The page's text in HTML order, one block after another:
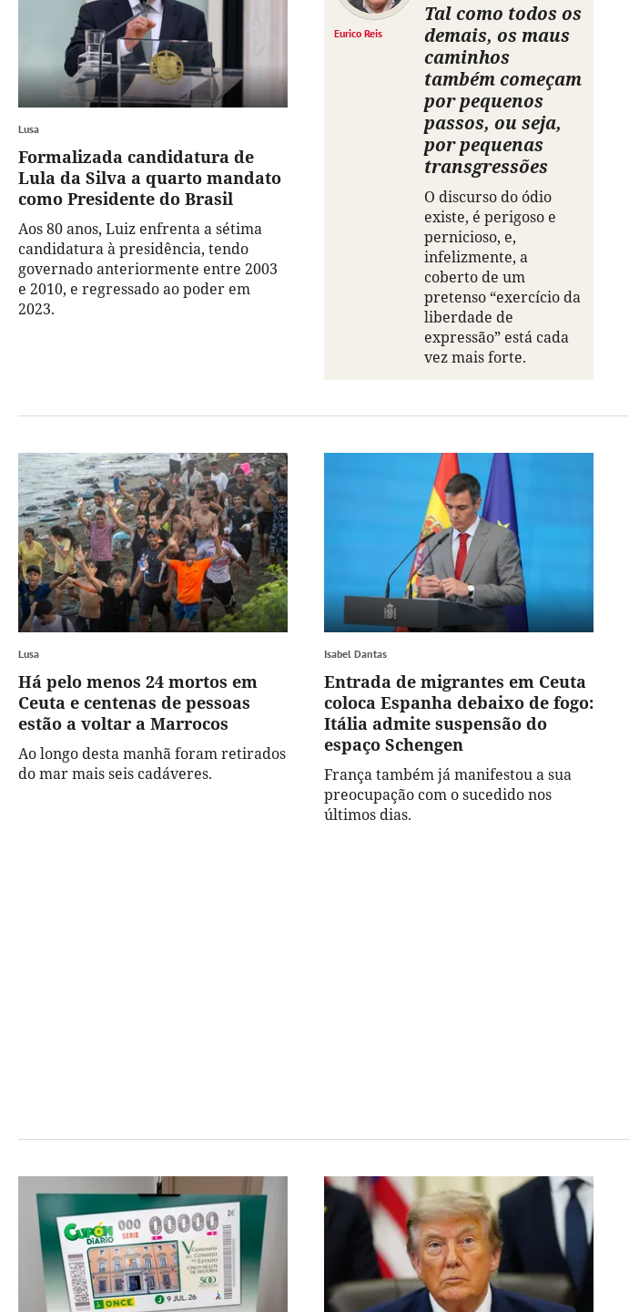
Lusa
Formalizada candidatura de
Lula da Silva a quarto mandato
como Presidente do Brasil
Aos 80 anos, Luiz enfrenta a sétima
candidatura à presidência, tendo
governado anteriormente entre 2003
e 2010, e regressado ao poder em
2023.
Eurico Reis
Tal como todos os
demais, os maus
caminhos
também começam
por pequenos
passos, ou seja,
por pequenas
transgressões
O discurso do ódio
existe, é perigoso e
pernicioso, e,
infelizmente, a
coberto de um
pretenso “exercício da
liberdade de
expressão” está cada
vez mais forte.
Lusa
Há pelo menos 24 mortos em
Ceuta e centenas de pessoas
estão a voltar a Marrocos
Ao longo desta manhã foram retirados
do mar mais seis cadáveres.
Isabel Dantas
Entrada de migrantes em Ceuta
coloca Espanha debaixo de fogo:
Itália admite suspensão do
espaço Schengen
França também já manifestou a sua
preocupação com o sucedido nos
últimos dias.